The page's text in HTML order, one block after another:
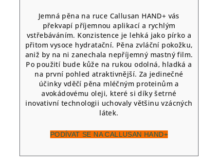
Jemná pěna na ruce Callusan HAND+ vás
překvapí příjemnou aplikací a rychlým
vstřebáváním. Konzistence je lehká jako pírko a
přitom vysoce hydratační. Pěna zvláční pokožku,
aniž by na ni zanechala nepříjemný mastný film.
Po použití bude kůže na rukou odolná, hladká a
na první pohled atraktivnější. Za jedinečné
účinky vděčí pěna mléčným proteinům a
avokádovému oleji, které si díky šetrné
inovativní technologii uchovaly většinu vzácných
látek.
PODÍVAT SE NA CALLUSAN HAND+